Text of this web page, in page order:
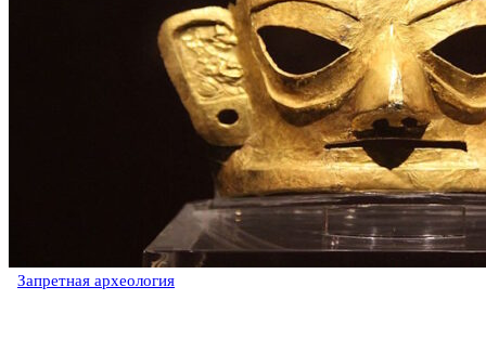
Запретная археология